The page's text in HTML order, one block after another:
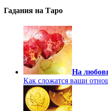
Гадания на Таро
На
Как сложатся ваши